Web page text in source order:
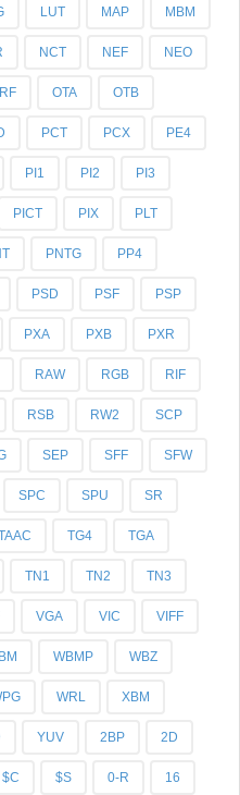
LUT MAP MBM
NCT NEF NEO
OTA OTB
PCT PCX PE4
PI1 PI2 PI3
PICT PIX PLT
PNTG PP4
PSD PSF PSP
PXA PXB PXR
RAW RGB RIF
RSB RW2 SCP
SEP SFF SFW
SPC SPU SR
TG4 TGA
TN1 TN2 TN3
VGA VIC VIFF
WBMP WBZ
WRL XBM
YUV 2BP 2D
$C $S 0-R 16